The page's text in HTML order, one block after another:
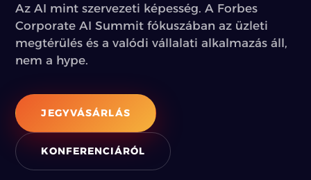
Az AI mint szervezeti képesség. A Forbes
Corporate AI Summit fókuszában az üzleti
megtérülés és a valódi vállalati alkalmazás áll,
nem a hype.
JEGYVÁSÁRLÁS
KONFERENCIÁRÓL